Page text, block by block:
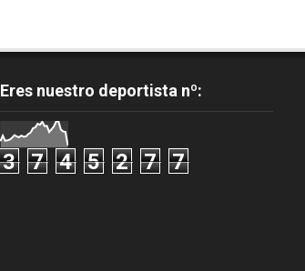
Eres nuestro deportista nº:
3 7 4 5 2 7 7